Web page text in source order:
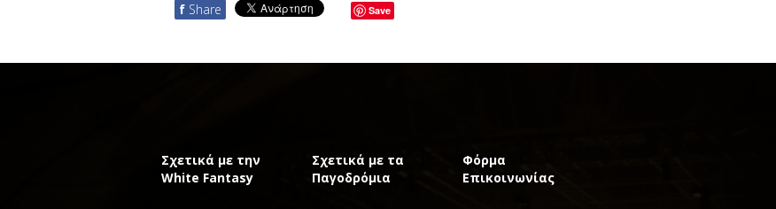
f Share Save
Σχετικά με την
White Fantasy
Σχετικά με τα
Παγοδρόμια
Φόρμα
Επικοινωνίας